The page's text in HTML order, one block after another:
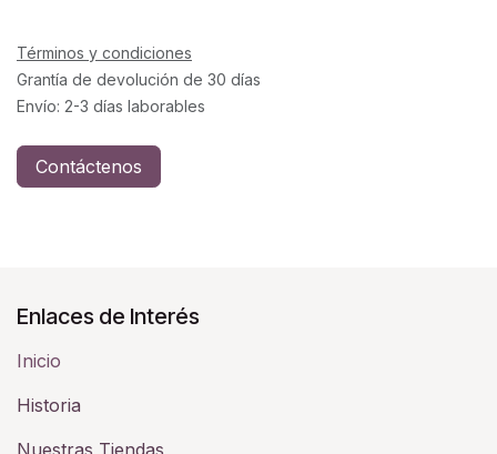
Términos y condiciones
Grantía de devolución de 30 días
Envío: 2-3 días laborables
Contáctenos
Enlaces de Interés
Inicio
Historia​
Nuestras Tiendas